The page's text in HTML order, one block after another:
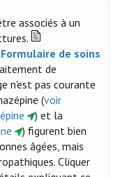
associés à un
Formulaire de soins
de
n'est pas courante
(voir
) et la
) figurent bien
âgées, mais
Cliquer